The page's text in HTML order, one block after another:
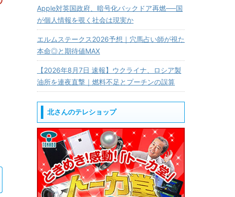
Apple対英国政府、暗号化バックドア再燃──国
が個人情報を覗く社会は現実か
エルムステークス2026予想｜穴馬占い師が視た
本命◎と期待値MAX
【2026年8月7日 速報】ウクライナ、ロシア製
油所を連夜直撃｜燃料不足とプーチンの誤算
北さんのテレショップ